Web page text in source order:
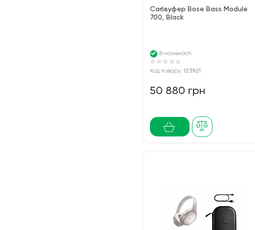
Сабвуфер Bose Bass Module
700, Black
В наявності
Код товару: 123921
50 880 грн